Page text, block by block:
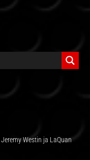
Westin ja LaQuan